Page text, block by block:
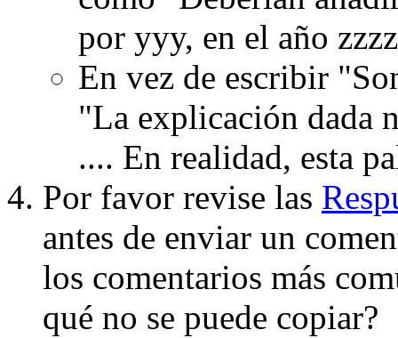
por yyy, en el año
En vez de escribir
"La explicación dada
.... En realidad, esta
Por favor revise las
antes de enviar un
los comentarios más
qué no se puede copiar?